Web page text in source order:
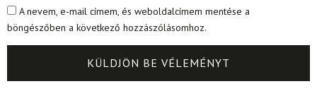
A nevem, e-mail címem, és weboldalcímem mentése a
böngészőben a következő hozzászólásomhoz.